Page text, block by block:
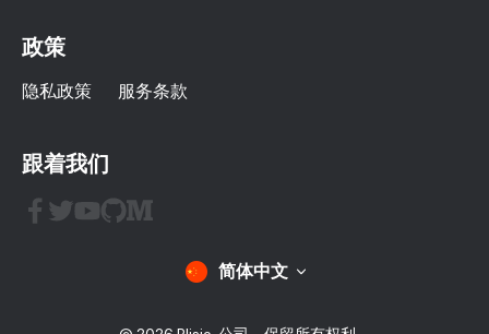
政策
隐私政策 服务条款
跟着我们
简体中文